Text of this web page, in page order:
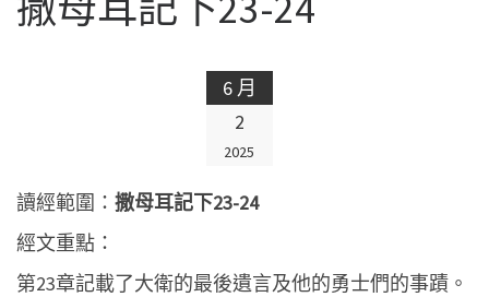
6 月
2
2025
讀經範圍： 撒母耳記下23-24
經文重點：
第23章記載了大衛的最後遺言及他的勇士們的事蹟。